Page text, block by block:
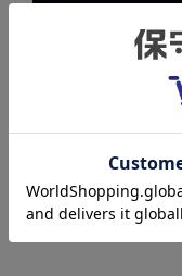
っておりますので、ご
この
903098